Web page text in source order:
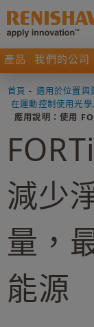
產品 我們的公司
首頁 - 適用於位置與
在運動控制使用光
應用說明：使用
減少
量，
能源